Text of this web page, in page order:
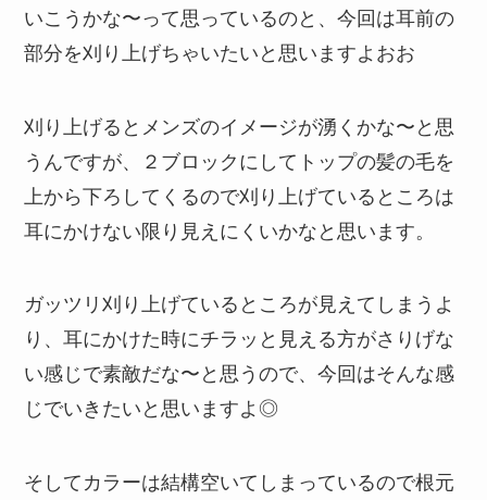
いこうかな〜って思っているのと、今回は耳前の
部分を刈り上げちゃいたいと思いますよおお
刈り上げるとメンズのイメージが湧くかな〜と思
うんですが、２ブロックにしてトップの髪の毛を
上から下ろしてくるので刈り上げているところは
耳にかけない限り見えにくいかなと思います。
ガッツリ刈り上げているところが見えてしまうよ
り、耳にかけた時にチラッと見える方がさりげな
い感じで素敵だな〜と思うので、今回はそんな感
じでいきたいと思いますよ◎
そしてカラーは結構空いてしまっているので根元